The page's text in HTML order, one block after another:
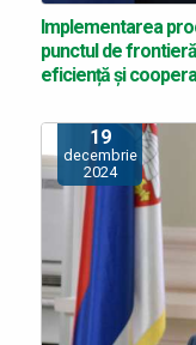
Implementarea
punctul de
eficiență și
19
decembrie
2024